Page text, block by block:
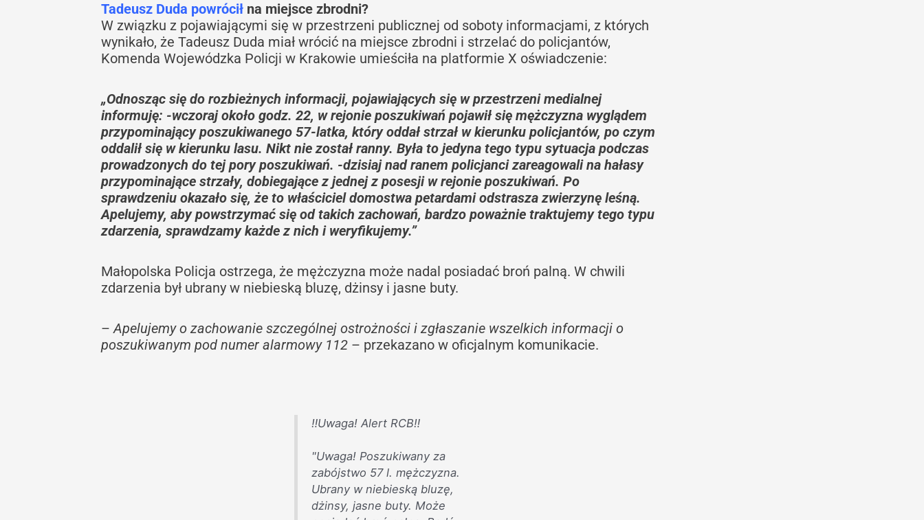
Tadeusz Duda powrócił na miejsce zbrodni?
W związku z pojawiającymi się w przestrzeni publicznej od soboty informacjami, z których
wynikało, że Tadeusz Duda miał wrócić na miejsce zbrodni i strzelać do policjantów,
Komenda Wojewódzka Policji w Krakowie umieściła na platformie X oświadczenie:
„Odnosząc się do rozbieżnych informacji, pojawiających się w przestrzeni medialnej
informuję: -wczoraj około godz. 22, w rejonie poszukiwań pojawił się mężczyzna wyglądem
przypominający poszukiwanego 57-latka, który oddał strzał w kierunku policjantów, po czym
oddalił się w kierunku lasu. Nikt nie został ranny. Była to jedyna tego typu sytuacja podczas
prowadzonych do tej pory poszukiwań. -dzisiaj nad ranem policjanci zareagowali na hałasy
przypominające strzały, dobiegające z jednej z posesji w rejonie poszukiwań. Po
sprawdzeniu okazało się, że to właściciel domostwa petardami odstrasza zwierzynę leśną.
Apelujemy, aby powstrzymać się od takich zachowań, bardzo poważnie traktujemy tego typu
zdarzenia, sprawdzamy każde z nich i weryfikujemy.”
Małopolska Policja ostrzega, że mężczyzna może nadal posiadać broń palną. W chwili
zdarzenia był ubrany w niebieską bluzę, dżinsy i jasne buty.
–Apelujemy o zachowanie szczególnej ostrożności i zgłaszanie wszelkich informacji o
poszukiwanym pod numer alarmowy 112 – przekazano w oficjalnym komunikacie.
‼️Uwaga! Alert RCB‼️
"Uwaga! Poszukiwany za
zabójstwo 57 l. mężczyzna.
Ubrany w niebieską bluzę,
dżinsy, jasne buty. Może